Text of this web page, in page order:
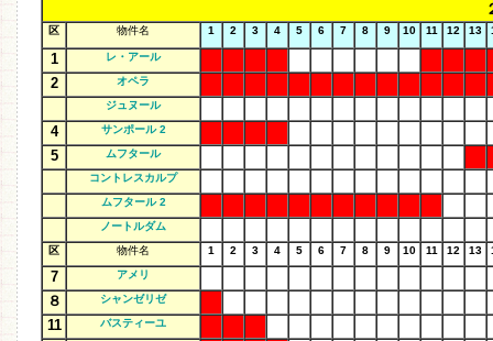
区 物件名 1 2 3 4 5 6 7 8 9 10 11 12 13
1 レ・アール
2
オペラ
ジュヌール
4 サンポール 2
5
ムフタール
コントレスカルプ
ムフタール 2
ノートルダム
区
物件名 1 2 3 4 5 6 7 8 9 10 11 12 13
7 アメリ
８ シャンゼリゼ
11 バスティーユ